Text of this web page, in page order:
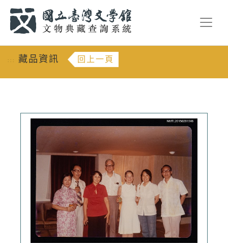
::: 藏品資訊 回上一頁